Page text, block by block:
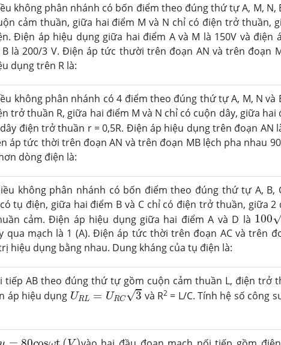
không phân nhánh có bốn điểm theo đúng thứ tự A, M, N,
cảm thuần, giữa hai điểm M và N chỉ có điện trở thuần,
Điện áp hiệu dụng giữa hai điểm A và M là 150V và điện
là 200/3 V. Điện áp tức thười trên đoạn AN và trên đoạn
dụng trên R là:
không phân nhánh có 4 điểm theo đúng thứ tự A, M, N và
trở thuần R, giữa hai điểm M và N chỉ có cuộn dây, giữa hai
điện trở thuần r = 0,5R. Điện áp hiệu dụng trên đoạn AN
áp tức thời trên đoạn AN và trên đoạn MB lệch pha nhau 90
dòng điện là:
không phân nhánh có bốn điểm theo đúng thứ tự A, B,
tụ điện, giữa hai điểm B và C chỉ có điện trở thuần, giữa 2
cảm. Điện áp hiệu dụng giữa hai điểm A và D là 100
1003
qua mạch là 1 (A). Điện áp tức thời trên đoạn AC và trên
hiệu dụng bằng nhau. Dung kháng của tụ điện là:
tiếp AB theo đúng thứ tự gồm cuộn cảm thuần L, điện trở
áp hiệu dụng URL = URC√3
URL =URC 3 và R2= L/C. Tính hệ số công
u 80cosω t( V)